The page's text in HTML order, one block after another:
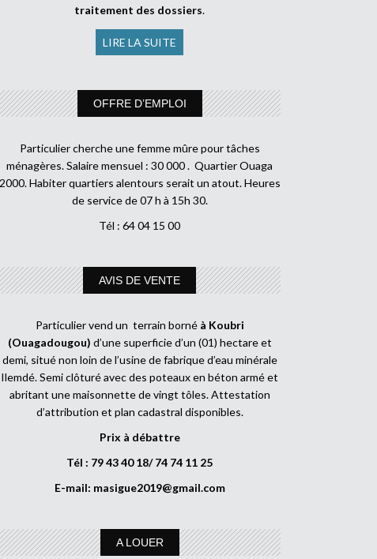
traitement des dossiers.
LIRE LA SUITE
OFFRE D’EMPLOI
Particulier cherche une femme mûre pour tâches
ménagères. Salaire mensuel : 30 000 . Quartier Ouaga
2000. Habiter quartiers alentours serait un atout. Heures
de service de 07 h à 15h 30.
Tél : 64 04 15 00
AVIS DE VENTE
Particulier vend un terrain borné à Koubri
(Ouagadougou) d’une superficie d’un (01) hectare et
demi, situé non loin de l’usine de fabrique d’eau minérale
Ilemdé. Semi clôturé avec des poteaux en béton armé et
abritant une maisonnette de vingt tôles. Attestation
d’attribution et plan cadastral disponibles.
Prix à débattre
Tél : 79 43 40 18/ 74 74 11 25
E-mail: masigue2019@gmail.com
A LOUER